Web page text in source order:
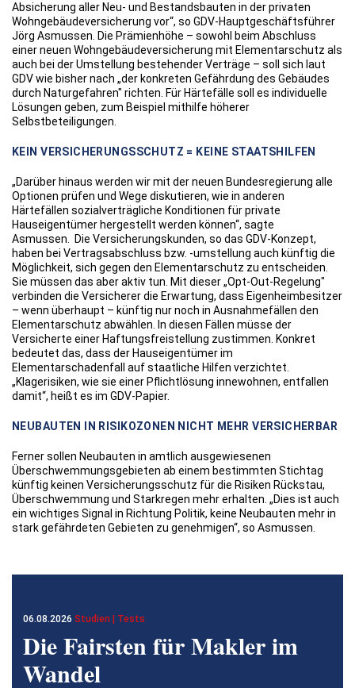
Absicherung aller Neu- und Bestandsbauten in der privaten
Wohngebäudeversicherung vor“, so GDV-Hauptgeschäftsführer
Jörg Asmussen. Die Prämienhöhe – sowohl beim Abschluss
einer neuen Wohngebäudeversicherung mit Elementarschutz als
auch bei der Umstellung bestehender Verträge – soll sich laut
GDV wie bisher nach „der konkreten Gefährdung des Gebäudes
durch Naturgefahren" richten. Für Härtefälle soll es individuelle
Lösungen geben, zum Beispiel mithilfe höherer
Selbstbeteiligungen.
KEIN VERSICHERUNGSSCHUTZ = KEINE STAATSHILFEN
„Darüber hinaus werden wir mit der neuen Bundesregierung alle
Optionen prüfen und Wege diskutieren, wie in anderen
Härtefällen sozialverträgliche Konditionen für private
Hauseigentümer hergestellt werden können“, sagte
Asmussen. Die Versicherungskunden, so das GDV-Konzept,
haben bei Vertragsabschluss bzw. -umstellung auch künftig die
Möglichkeit, sich gegen den Elementarschutz zu entscheiden.
Sie müssen das aber aktiv tun. Mit dieser „Opt-Out-Regelung"
verbinden die Versicherer die Erwartung, dass Eigenheimbesitzer
– wenn überhaupt – künftig nur noch in Ausnahmefällen den
Elementarschutz abwählen. In diesen Fällen müsse der
Versicherte einer Haftungsfreistellung zustimmen. Konkret
bedeutet das, dass der Hauseigentümer im
Elementarschadenfall auf staatliche Hilfen verzichtet.
„Klagerisiken, wie sie einer Pflichtlösung innewohnen, entfallen
damit“, heißt es im GDV-Papier.
NEUBAUTEN IN RISIKOZONEN NICHT MEHR VERSICHERBAR
Ferner sollen Neubauten in amtlich ausgewiesenen
Überschwemmungsgebieten ab einem bestimmten Stichtag
künftig keinen Versicherungsschutz für die Risiken Rückstau,
Überschwemmung und Starkregen mehr erhalten. „Dies ist auch
ein wichtiges Signal in Richtung Politik, keine Neubauten mehr in
stark gefährdeten Gebieten zu genehmigen“, so Asmussen.
06.08.2026 Studien | Tests
Die Fairsten für Makler im
Wandel